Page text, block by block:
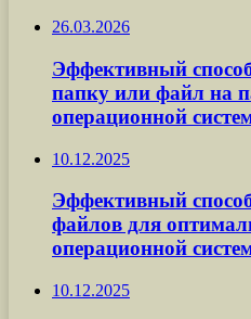
26.03.2026
Эффективный
папку или файл на
операционной
10.12.2025
Эффективный
файлов для
операционной
10.12.2025